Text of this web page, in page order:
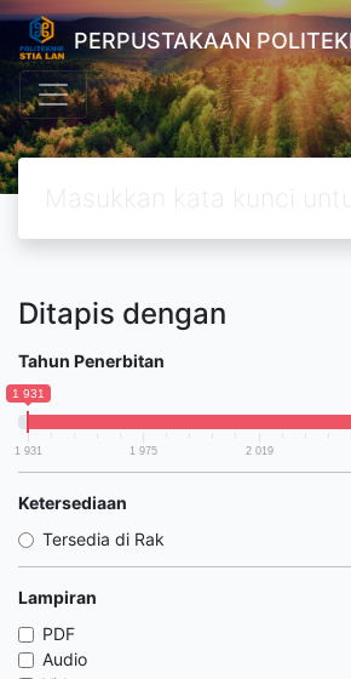
PERPUSTAKAAN
Ditapis dengan
Tahun Penerbitan
1 931
1 931 1 975 2 019
Ketersediaan
Tersedia di Rak
Lampiran
PDF
Audio